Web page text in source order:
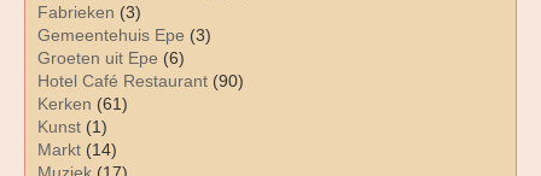
Fabrieken (3)
Gemeentehuis Epe (3)
Groeten uit Epe (6)
Hotel Café Restaurant (90)
Kerken (61)
Kunst (1)
Markt (14)